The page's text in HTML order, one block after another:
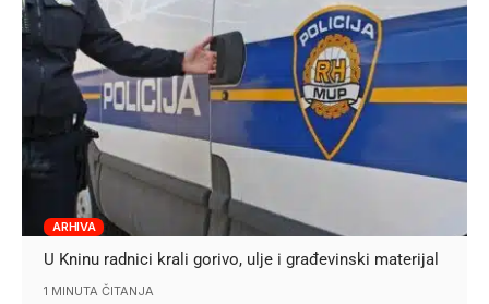
ARHIVA
U Kninu radnici krali gorivo, ulje i građevinski materijal
1 MINUTA ČITANJA